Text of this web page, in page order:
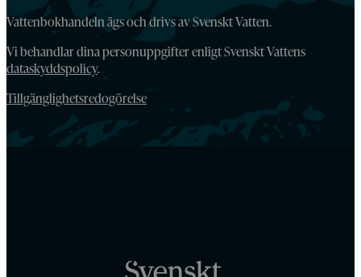
Vattenbokhandeln ägs och drivs av Svenskt Vatten.
Vi behandlar dina personuppgifter enligt Svenskt Vattens
dataskyddspolicy.
Tillgänglighetsredogörelse